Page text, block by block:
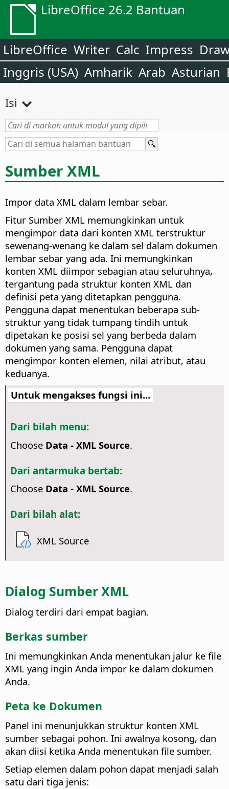
LibreOffice 26.2 Bantuan
LibreOffice Writer Calc Impress
Inggris (USA) Amharik Arab Asturian
Isi
Sumber XML
Impor data XML dalam lembar sebar.
Fitur Sumber XML memungkinkan untuk
mengimpor data dari konten XML terstruktur
sewenang-wenang ke dalam sel dalam dokumen
lembar sebar yang ada. Ini memungkinkan
konten XML diimpor sebagian atau seluruhnya,
tergantung pada struktur konten XML dan
definisi peta yang ditetapkan pengguna.
Pengguna dapat menentukan beberapa sub-
struktur yang tidak tumpang tindih untuk
dipetakan ke posisi sel yang berbeda dalam
dokumen yang sama. Pengguna dapat
mengimpor konten elemen, nilai atribut, atau
keduanya.
Untuk mengakses fungsi ini...
Dari bilah menu:
Choose Data - XML Source.
Dari antarmuka bertab:
Choose Data - XML Source.
Dari bilah alat:
XML Source
Dialog Sumber XML
Dialog terdiri dari empat bagian.
Berkas sumber
Ini memungkinkan Anda menentukan jalur ke file
XML yang ingin Anda impor ke dalam dokumen
Anda.
Peta ke Dokumen
Panel ini menunjukkan struktur konten XML
sumber sebagai pohon. Ini awalnya kosong, dan
akan diisi ketika Anda menentukan file sumber.
Setiap elemen dalam pohon dapat menjadi salah
satu dari tiga jenis: